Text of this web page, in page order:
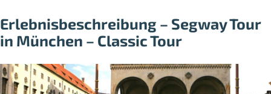
Erlebnisbeschreibung – Segway Tour
in München – Classic Tour